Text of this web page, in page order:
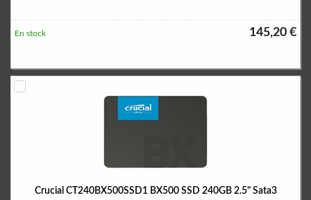
145,20 €
En stock
Crucial CT240BX500SSD1 BX500 SSD 240GB 2.5" Sata3